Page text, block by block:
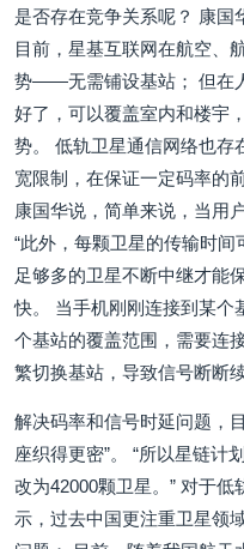
是否存在竞争关系呢？ 康国
目前，星基互联网在航空、
势——无需铺设基站； 但在
好了，可以覆盖室内和楼宇
势。 低轨卫星通信网络也存
宽限制，在保证一定码率的
康国华说，简单来说，当用
“此外，每颗卫星的传输时
足够多的卫星不断中继才能
快。 当手机刚刚连接到某个
个基站的覆盖范围，需要连
繁切换基站，导致信号断断续
解决码率和信号时延问题，
座织得更密”。 “所以星链计
改为42000颗卫星。” 对于
示，过去中国更注重卫星领